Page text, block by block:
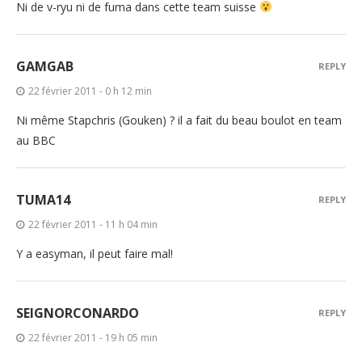
Ni de v-ryu ni de fuma dans cette team suisse
GAMGAB
22 février 2011 - 0 h 12 min
Ni même Stapchris (Gouken) ? il a fait du beau boulot en team
au BBC
REPLY
TUMA14
22 février 2011 - 11 h 04 min
Y a easyman, il peut faire mal!
REPLY
SEIGNORCONARDO
22 février 2011 - 19 h 05 min
REPLY